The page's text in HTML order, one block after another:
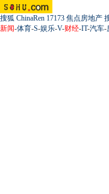
搜狐 ChinaRen 17173 焦点房地产
新闻-体育-S-娱乐-V-财经-IT-汽车-